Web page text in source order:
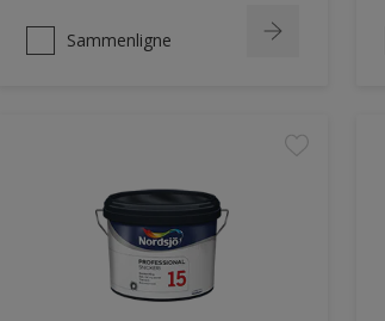
Sammenligne